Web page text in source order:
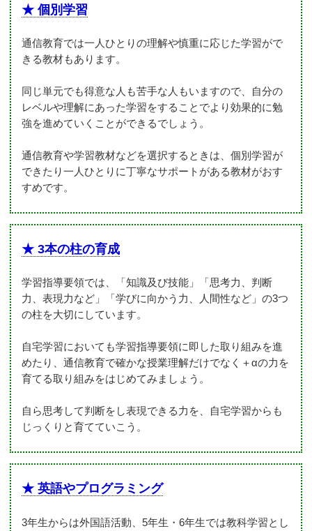
★ 個別学習
通信教育では一人ひとりの理解や慎重に応じた学習がで
きる教材もあります。
同じ単元でも得意な人も苦手な人もいますので、自分の
レベルや理解にあった学習をすることでより効果的に勉
強を進めていくことができるでしょう。
通信教育や学習教材などを選択するときは、個別学習が
できたり一人ひとりに丁寧なサポートがある教材がおす
すめです。
★ 3本の柱の育成
学習指導要領では、「知識及び技能」「思考力、判断
力、表現力など」「学びに向かう力、人間性など」の3つ
の柱を大切にしています。
自宅学習においても学習指導要領に即した取り組みを進
めたり、通信教育で確かな授業理解だけでなく＋αの力を
育てる取り組みをはじめてみましょう。
自ら思考して判断をし表現できる力を、自宅学習からも
じっくりと育てていこう。
★ 英語やプログラミング
3年生からは外国語活動、5年生・6年生では教科学習とし